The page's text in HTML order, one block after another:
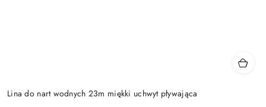
Lina do nart wodnych 23m miękki uchwyt pływająca